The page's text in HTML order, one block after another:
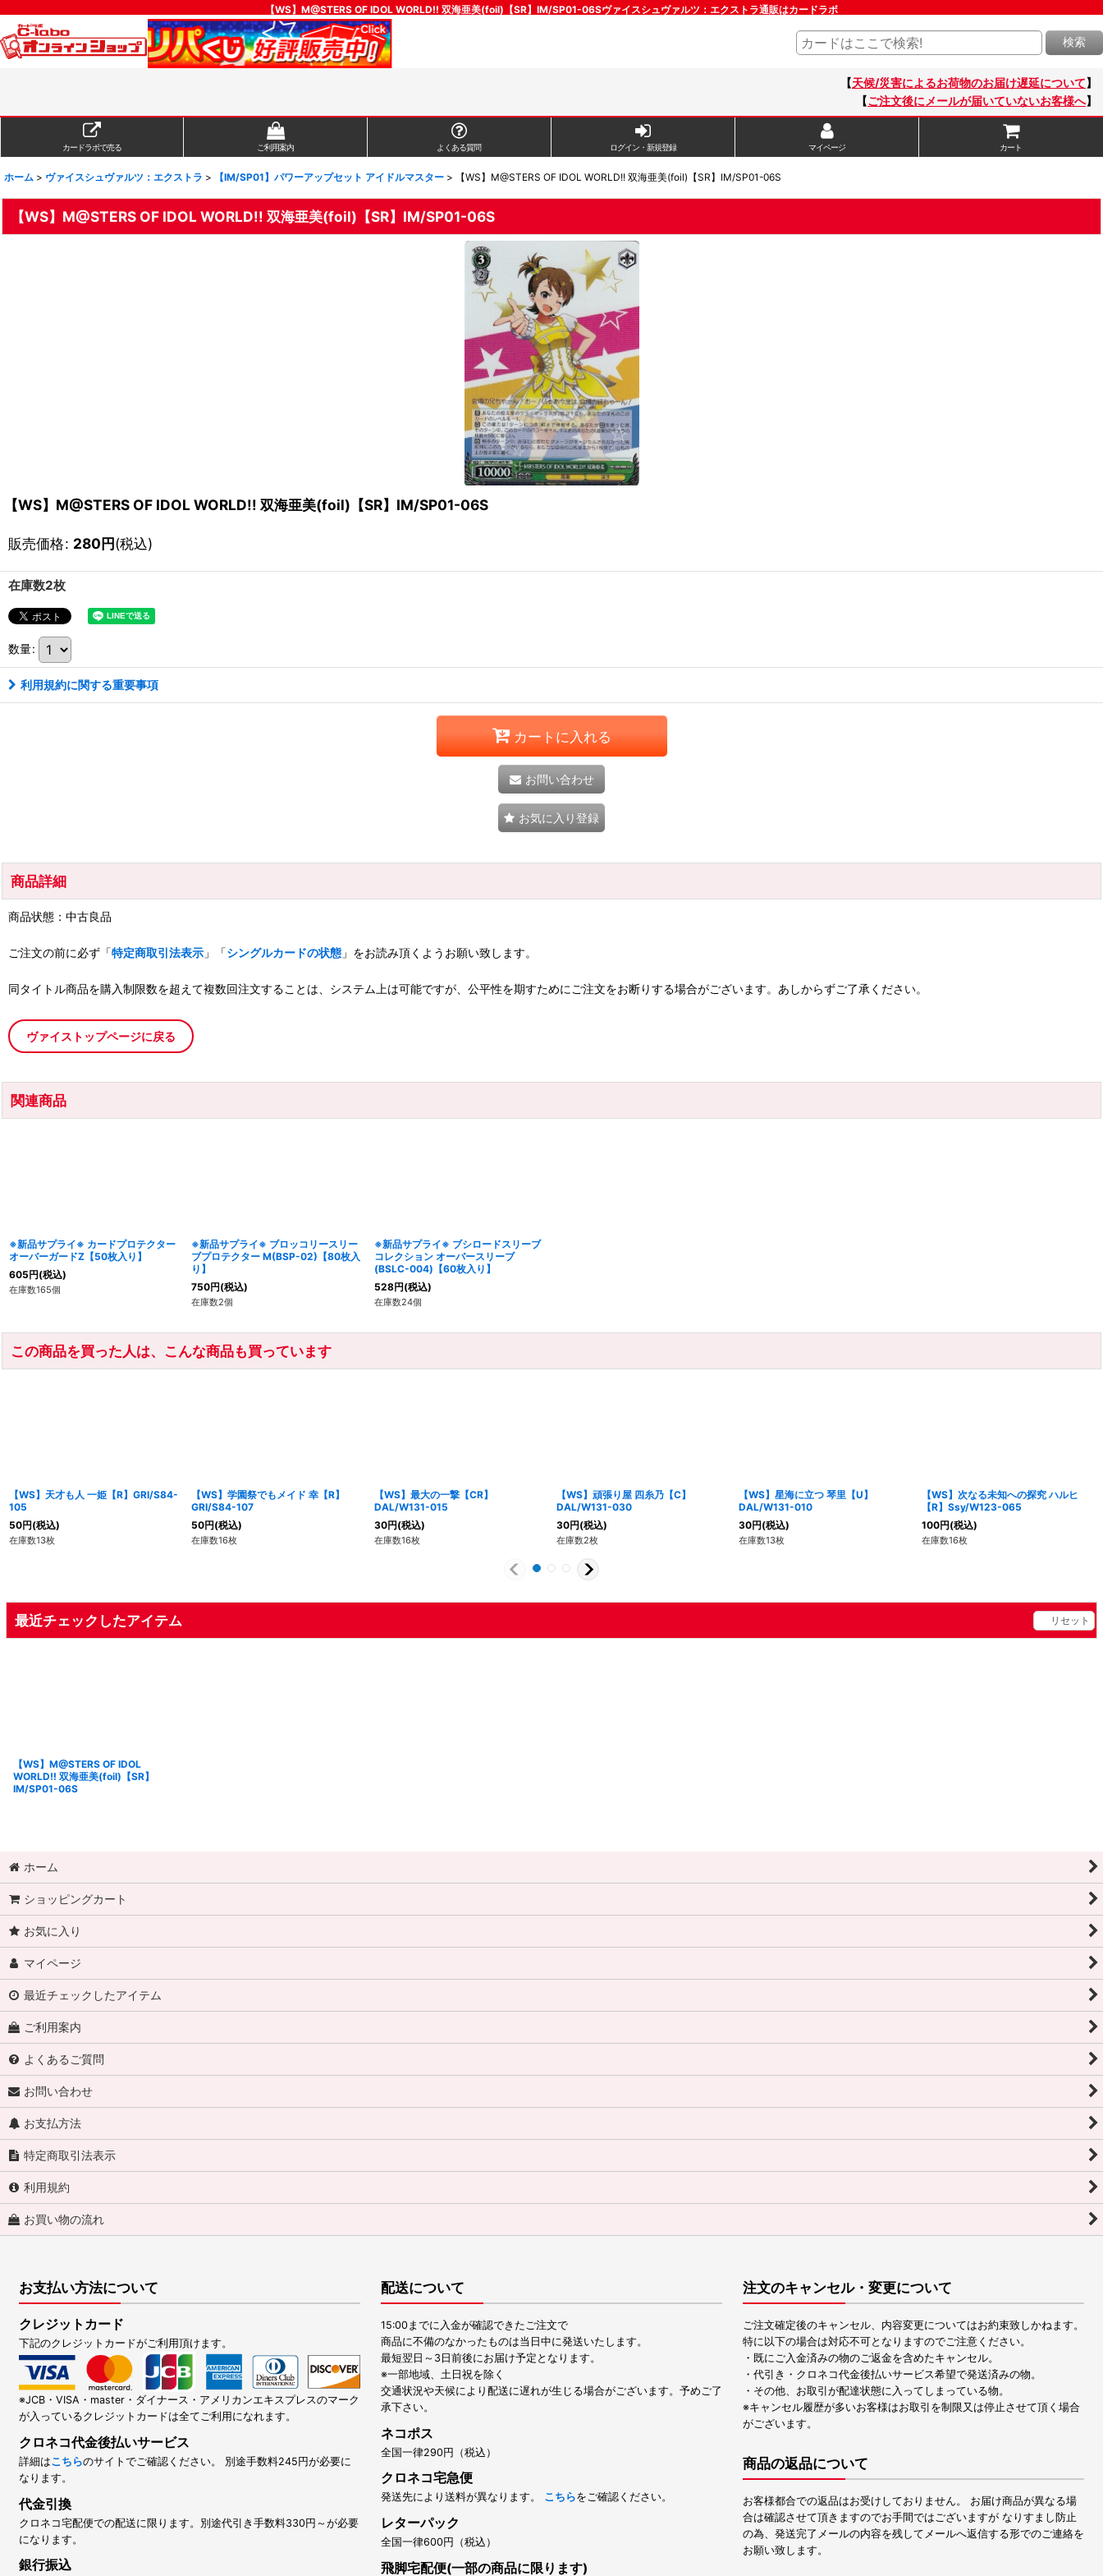
【WS】M@STERS OF IDOL WORLD!! 双海亜美(foil)【SR】IM/SP01-06Sヴァイスシュヴァルツ：エクストラ通販はカードラボ
検索
【天候/災害によるお荷物のお届け遅延について】
【ご注文後にメールが届いていないお客様へ】
カードラボで売る ご利用案内 よくある質問 ログイン・新規登録 マイページ カート
ホーム > ヴァイスシュヴァルツ：エクストラ > 【IM/SP01】パワーアップセット アイドルマスター > 【WS】M@STERS OF IDOL WORLD!! 双海亜美(foil)【SR】IM/SP01-06S
【WS】M@STERS OF IDOL WORLD!! 双海亜美(foil)【SR】IM/SP01-06S
【WS】M@STERS OF IDOL WORLD!! 双海亜美(foil)【SR】IM/SP01-06S
販売価格: 280円(税込)
在庫数2枚
数量:
利用規約に関する重要事項
カートに入れる
お問い合わせ
お気に入り登録
商品詳細
商品状態：中古良品
ご注文の前に必ず「特定商取引法表示 」「シングルカードの状態 」をお読み頂くようお願い致します。
同タイトル商品を購入制限数を超えて複数回注文することは、システム上は可能ですが、公平性を期すためにご注文をお断りする場合がございます。あしからずご了承ください。
ヴァイストップページに戻る
関連商品
※新品サプライ※ カードプロテクター
オーバーガードZ【50枚入り】
605円(税込)
在庫数165個
※新品サプライ※ ブロッコリースリー
ブプロテクター M(BSP-02)【80枚入
り】
750円(税込)
在庫数2個
※新品サプライ※ ブシロードスリーブ
コレクション オーバースリーブ
(BSLC-004)【60枚入り】
528円(税込)
在庫数24個
この商品を買った人は、こんな商品も買っています
【WS】天才も人 一姫【R】GRI/S84-
105
50円(税込)
在庫数13枚
【WS】学園祭でもメイド 幸【R】
GRI/S84-107
50円(税込)
在庫数16枚
【WS】最大の一撃【CR】
DAL/W131-015
30円(税込)
在庫数16枚
【WS】頑張り屋 四糸乃【C】
DAL/W131-030
30円(税込)
在庫数2枚
【WS】星海に立つ 琴里【U】
DAL/W131-010
30円(税込)
在庫数13枚
【WS】次なる未知への探究 ハルヒ
【R】Ssy/W123-065
100円(税込)
在庫数16枚
最近チェックしたアイテム リセット
【WS】M@STERS OF IDOL
WORLD!! 双海亜美(foil)【SR】
IM/SP01-06S
ホーム
ショッピングカート
お気に入り
マイページ
最近チェックしたアイテム
ご利用案内
よくあるご質問
お問い合わせ
お支払方法
特定商取引法表示
利用規約
お買い物の流れ
お支払い方法について
クレジットカード
下記のクレジットカードがご利用頂けます。
※JCB・VISA・master・ダイナース・アメリカンエキスプレスのマーク
が入っているクレジットカードは全てご利用になれます。
クロネコ代金後払いサービス
詳細はこちらのサイトでご確認ください。 別途手数料245円が必要に
なります。
代金引換
クロネコ宅配便での配送に限ります。別途代引き手数料330円～が必要
になります。
銀行振込
配送について
15:00までに入金が確認できたご注文で
商品に不備のなかったものは当日中に発送いたします。
最短翌日～3日前後にお届け予定となります。
※一部地域、土日祝を除く
交通状況や天候により配送に遅れが生じる場合がございます。予めご了
承下さい。
ネコポス
全国一律290円（税込）
クロネコ宅急便
発送先により送料が異なります。 こちらをご確認ください。
レターパック
全国一律600円（税込）
飛脚宅配便(一部の商品に限ります)
注文のキャンセル・変更について
ご注文確定後のキャンセル、内容変更についてはお約束致しかねます。
特に以下の場合は対応不可となりますのでご注意ください。
・既にご入金済みの物のご返金を含めたキャンセル。
・代引き・クロネコ代金後払いサービス希望で発送済みの物。
・その他、お取引が配達状態に入ってしまっている物。
※キャンセル履歴が多いお客様はお取引を制限又は停止させて頂く場合
がございます。
商品の返品について
お客様都合での返品はお受けしておりません。 お届け商品が異なる場
合は確認させて頂きますのでお手間ではございますが なりすまし防止
の為、発送完了メールの内容を残してメールへ返信する形でのご連絡を
お願い致します。